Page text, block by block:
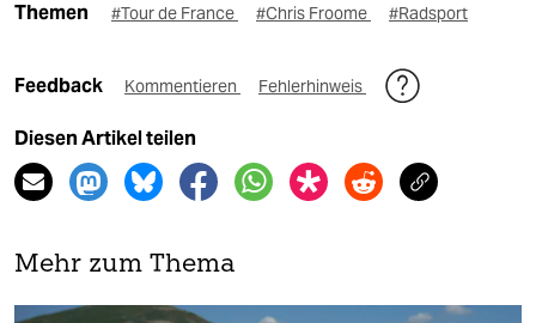
Themen #Tour de France #Chris Froome #Radsport
Feedback Kommentieren Fehlerhinweis
Diesen Artikel teilen
Mehr zum Thema